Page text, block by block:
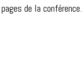
de la conférence.